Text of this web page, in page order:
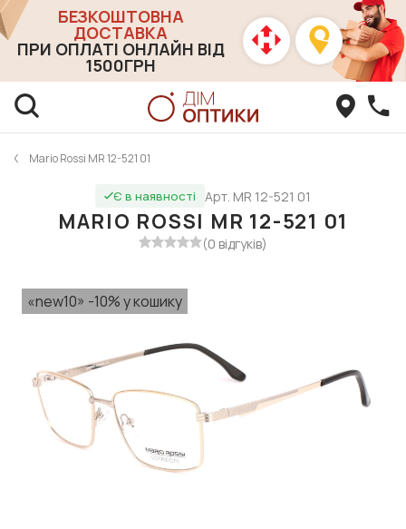
БЕЗКОШТОВНА
ДОСТАВКА
ПРИ ОПЛАТІ ОНЛАЙН ВІД
1500ГРН
Mario Rossi MR 12-521 01
Є в наявності Арт. MR 12-521 01
MARIO ROSSI MR 12-521 01
(0 відгуків)
«new10» -10% у кошику